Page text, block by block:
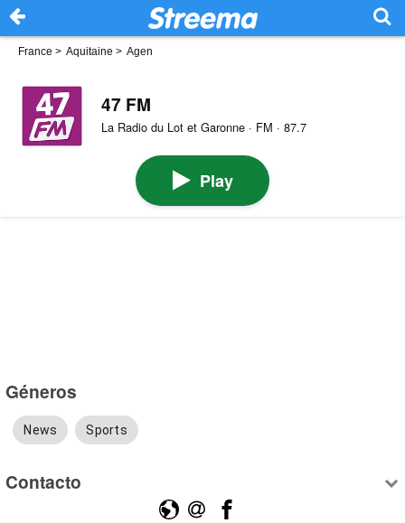
France > Aquitaine > Agen
47 FM
La Radio du Lot et Garonne · FM · 87.7
Play
Géneros
News Sports
Contacto